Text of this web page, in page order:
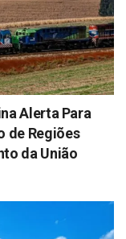
Alerta Para
de Regiões
da União